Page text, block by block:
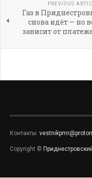
PREVIOUS
Газ в
снова идёт — но
зависит от
Контакты:
Copyright ©